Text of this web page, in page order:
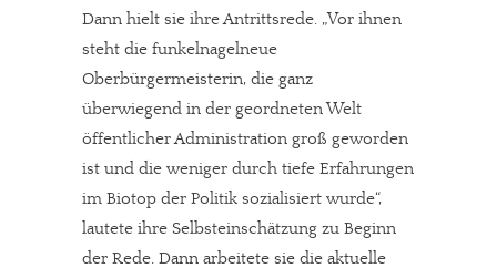
Dann hielt sie ihre Antrittsrede. „Vor ihnen
steht die funkelnagelneue
Oberbürgermeisterin, die ganz
überwiegend in der geordneten Welt
öffentlicher Administration groß geworden
ist und die weniger durch tiefe Erfahrungen
im Biotop der Politik sozialisiert wurde“,
lautete ihre Selbsteinschätzung zu Beginn
der Rede. Dann arbeitete sie die aktuelle